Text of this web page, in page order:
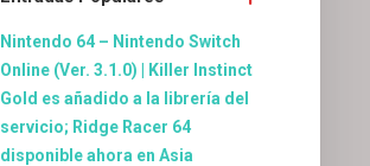
Nintendo 64 – Nintendo Switch
Online (Ver. 3.1.0) | Killer Instinct
Gold es añadido a la librería del
servicio; Ridge Racer 64
disponible ahora en Asia